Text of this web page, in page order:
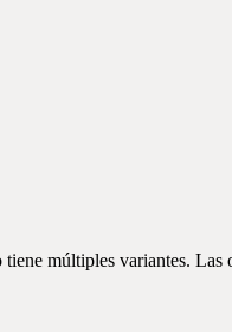
tiene múltiples variantes. Las